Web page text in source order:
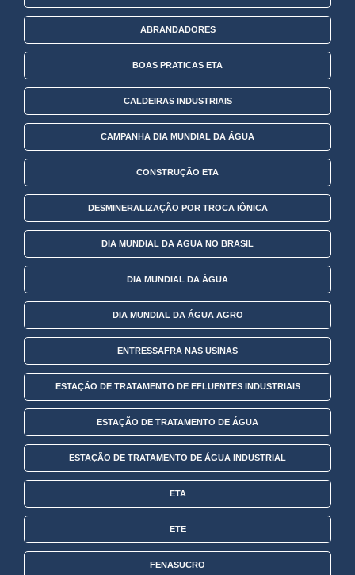
ABRANDADORES
BOAS PRATICAS ETA
CALDEIRAS INDUSTRIAIS
CAMPANHA DIA MUNDIAL DA ÁGUA
CONSTRUÇÃO ETA
DESMINERALIZAÇÃO POR TROCA IÔNICA
DIA MUNDIAL DA AGUA NO BRASIL
DIA MUNDIAL DA ÁGUA
DIA MUNDIAL DA ÁGUA AGRO
ENTRESSAFRA NAS USINAS
ESTAÇÃO DE TRATAMENTO DE EFLUENTES INDUSTRIAIS
ESTAÇÃO DE TRATAMENTO DE ÁGUA
ESTAÇÃO DE TRATAMENTO DE ÁGUA INDUSTRIAL
ETA
ETE
FENASUCRO